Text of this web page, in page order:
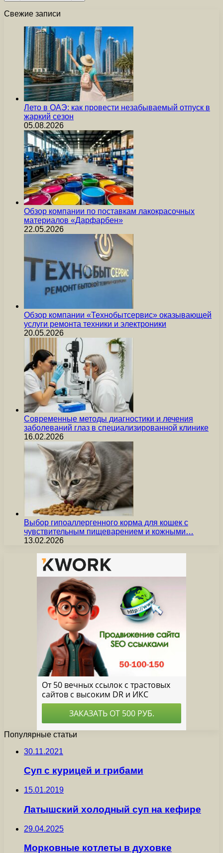
Свежие записи
Лето в ОАЭ: как провести незабываемый отпуск в
жаркий сезон
05.08.2026
Обзор компании по поставкам лакокрасочных
материалов «Дарфарбен»
22.05.2026
Обзор компании «Технобытсервис» оказывающей
услуги ремонта техники и электроники
20.05.2026
Современные методы диагностики и лечения
заболеваний глаз в специализированной клинике
16.02.2026
Выбор гипоаллергенного корма для кошек с
чувствительным пищеварением и кожными…
13.02.2026
Популярные статьи
30.11.2021
Суп с курицей и грибами
15.01.2019
Латышский холодный суп на кефире
29.04.2025
Морковные котлеты в духовке